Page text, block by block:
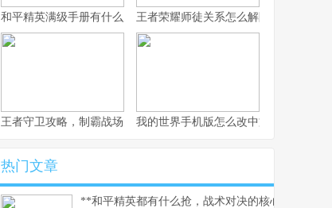
和平精英满级手册有什么用，解锁巅峰体验的多维钥匙
王者荣耀师徒关系怎么解除，游戏情谊
王者守卫攻略，制霸战场的不败法则，副标题，资深玩家的战术精
我的世界手机版怎么改中文，一份玩家
热门文章
**和平精英都有什么抢，战术对决的核心武器库**